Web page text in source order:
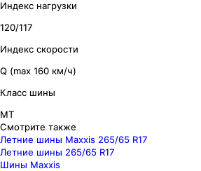
Индекс нагрузки
120/117
Индекс скорости
Q (max 160 км/ч)
Класс шины
MT
Смотрите также
Летние шины Maxxis 265/65 R17
Летние шины 265/65 R17
Шины Maxxis